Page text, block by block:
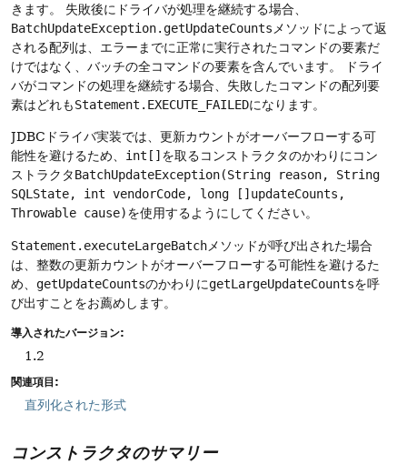
きます。
失敗後にドライバが処理を継続する場合、
BatchUpdateException.getUpdateCounts メソッドによって返
される配列は、エラーまでに正常に実行されたコマンドの要素だ
けではなく、バッチの全コマンドの要素を含んでいます。
ドライ
バがコマンドの処理を継続する場合、失敗したコマンドの配列要
素はどれもStatement.EXECUTE_FAILEDになります。
JDBCドライバ実装では、更新カウントがオーバーフローする可
能性を避けるため、 int[] を取るコンストラクタのかわりにコン
ストラクタBatchUpdateException(String reason, String
SQLState, int vendorCode, long []updateCounts,
Throwable cause)を使用するようにしてください。
Statement.executeLargeBatch メソッドが呼び出された場合
は、整数の更新カウントがオーバーフローする可能性を避けるた
め、 getUpdateCountsのかわりにgetLargeUpdateCountsを呼
び出すことをお薦めします。
導入されたバージョン:
1.2
関連項目:
直列化された形式
コンストラクタのサマリー